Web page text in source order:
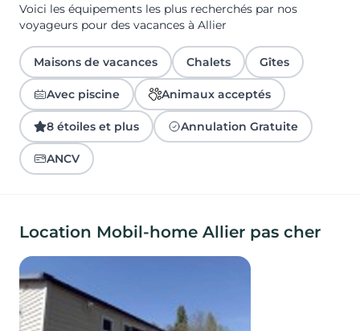
Voici les équipements les plus recherchés par nos
voyageurs pour des vacances à Allier
Maisons de vacances Chalets Gîtes
Avec piscine Animaux acceptés
8 étoiles et plus Annulation Gratuite
ANCV
Location Mobil-home Allier pas cher